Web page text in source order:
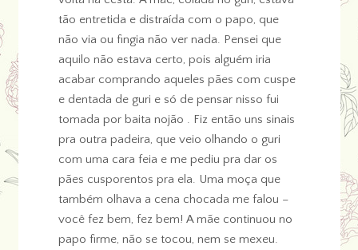
tão entretida e distraída com o papo, que
não via ou fingia não ver nada. Pensei que
aquilo não estava certo, pois alguém iria
acabar comprando aqueles pães com cuspe
e dentada de guri e só de pensar nisso fui
tomada por baita nojão . Fiz então uns sinais
pra outra padeira, que veio olhando o guri
com uma cara feia e me pediu pra dar os
pães cusporentos pra ela. Uma moça que
também olhava a cena chocada me falou –
você fez bem, fez bem! A mãe continuou no
papo firme, não se tocou, nem se mexeu.